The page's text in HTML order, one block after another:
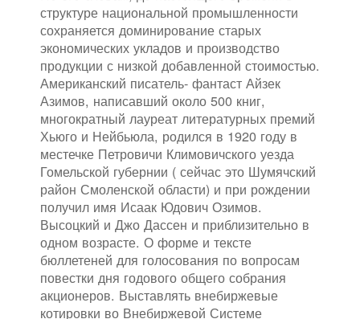
структуре национальной промышленности
сохраняется доминирование старых
экономических укладов и производство
продукции с низкой добавленной стоимостью.
Американский писатель- фантаст Айзек
Азимов, написавший около 500 книг,
многократный лауреат литературных премий
Хьюго и Нейбьюла, родился в 1920 году в
местечке Петровичи Климовичского уезда
Гомельской губернии ( сейчас это Шумячский
район Смоленской области) и при рождении
получил имя Исаак Юдович Озимов.
Высоцкий и Джо Дассен и приблизительно в
одном возрасте. О форме и тексте
бюллетеней для голосования по вопросам
повестки дня годового общего собрания
акционеров. Выставлять внебиржевые
котировки во Внебиржевой Системе